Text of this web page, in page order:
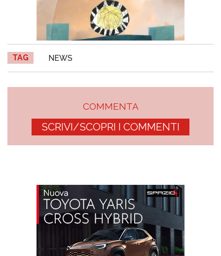
TAG NEWS
COMMENTA
SCRIVI/SCOPRI I COMMENTI